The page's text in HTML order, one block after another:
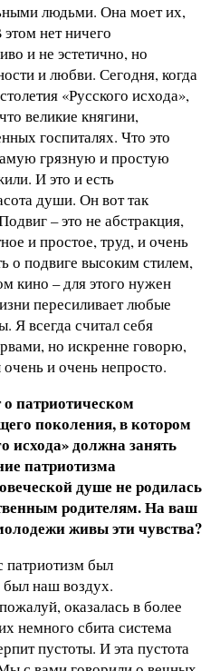
людьми. Она моет их,
нет ничего
и не эстетично, но
и любви. Сегодня, когда
«Русского исхода»,
великие княгини,
госпиталях. Что это
грязную и простую
И это и есть
души. Он вот так
– это не абстракция,
и простое, труд, и очень
о подвиге высоким стилем,
кино – для этого нужен
пересиливает любые
Я всегда считал себя
но искренне говорю,
и очень непросто.
патриотическом
поколения, в котором
исхода» должна занять
патриотизма
душе не родилась
родителям. На ваш
живы эти чувства?
патриотизм был
был наш воздух.
оказалась в более
немного сбита система
пустоты. И эта пустота